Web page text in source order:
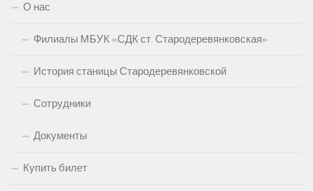
О нас
Филиалы МБУК «СДК ст. Стародеревянковская»
История станицы Стародеревянковской
Сотрудники
Документы
Купить билет